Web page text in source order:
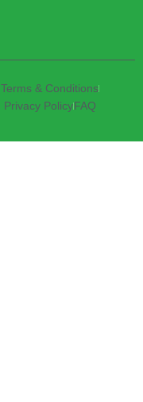
Terms & Conditions
Privacy PolicyFAQ